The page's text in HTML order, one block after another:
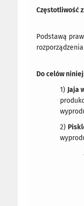
Częstotliwość
Podstawą
Do celów
1) Jaja
2)